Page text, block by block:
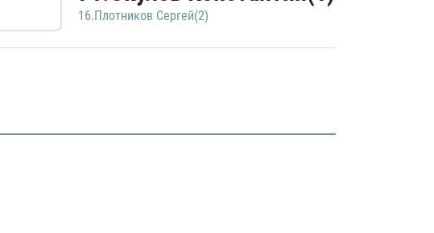
16.Плотников Сергей(2)